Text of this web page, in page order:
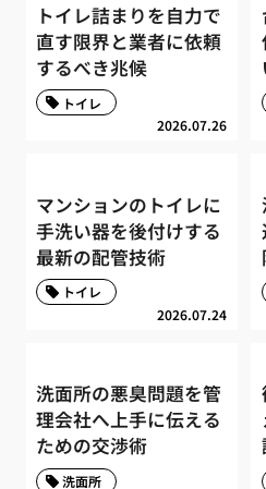
トイレ詰まりを自力で
直す限界と業者に依頼
するべき兆候
2026.07.26
トイレ
マンションのトイレに
手洗い器を後付けする
最新の配管技術
2026.07.24
トイレ
洗面所の悪臭問題を管
理会社へ上手に伝える
ための交渉術
洗面所